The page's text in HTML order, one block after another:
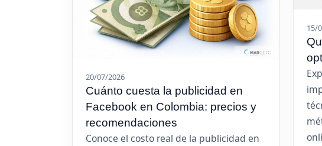
20/07/2026
Cuánto cuesta la publicidad en
Facebook en Colombia: precios y
recomendaciones
Conoce el costo real de la publicidad en
15/